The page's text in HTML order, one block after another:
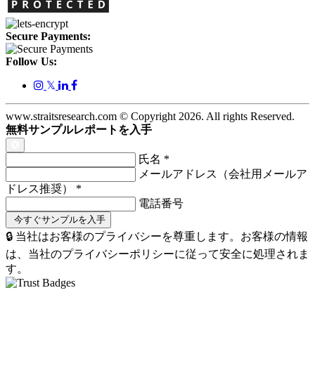
Secure Payments:
Follow Us:
𝕏
www.straitsresearch.com © Copyright 2026. All rights Reserved.
無料サンプルレポートを入手
氏名 *
メールアドレス（会社用メールア
ドレス推奨） *
電話番号
🔒 当社はお客様のプライバシーを尊重します。お客様の情報
は、当社のプライバシーポリシーに従って安全に処理されま
す。